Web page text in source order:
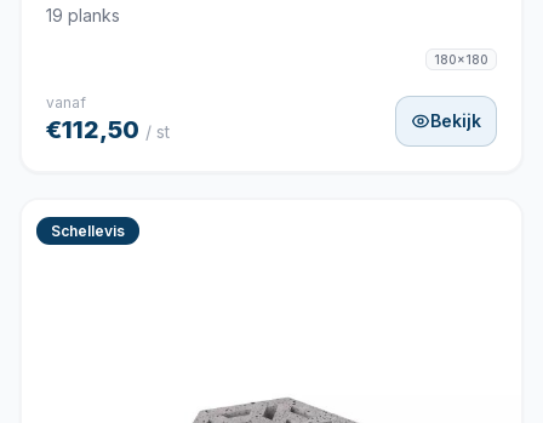
19 planks
180x180
vanaf
€112,50 / st
Bekijk
Schellevis